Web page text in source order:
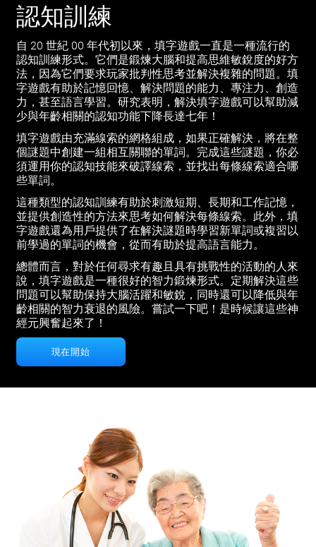
認知訓練
自 20 世紀 00 年代初以來，填字遊戲一直是一種流行的
認知訓練形式。它們是鍛煉大腦和提高思維敏銳度的好方
法，因為它們要求玩家批判性思考並解決複雜的問題。填
字遊戲有助於記憶回憶、解決問題的能力、專注力、創造
力，甚至語言學習。研究表明，解決填字遊戲可以幫助減
少與年齡相關的認知功能下降長達七年！
填字遊戲由充滿線索的網格組成，如果正確解決，將在整
個謎題中創建一組相互關聯的單詞。完成這些謎題，你必
須運用你的認知技能來破譯線索，並找出每條線索適合哪
些單詞。
這種類型的認知訓練有助於刺激短期、長期和工作記憶，
並提供創造性的方法來思考如何解決每條線索。此外，填
字遊戲還為用戶提供了在解決謎題時學習新單詞或複習以
前學過的單詞的機會，從而有助於提高語言能力。
總體而言，對於任何尋求有趣且具有挑戰性的活動的人來
說，填字遊戲是一種很好的智力鍛煉形式。定期解決這些
問題可以幫助保持大腦活躍和敏銳，同時還可以降低與年
齡相關的智力衰退的風險。嘗試一下吧！是時候讓這些神
經元興奮起來了！
現在開始